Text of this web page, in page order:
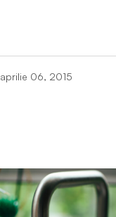
aprilie 06, 2015